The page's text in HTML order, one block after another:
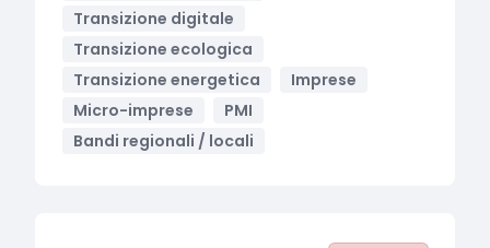
Transizione digitale
Transizione ecologica
Transizione energetica
Imprese
Micro-imprese
PMI
Bandi regionali / locali